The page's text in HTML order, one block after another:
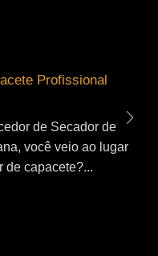
Profissional
de Secador de
você veio ao lugar
de capacete?...